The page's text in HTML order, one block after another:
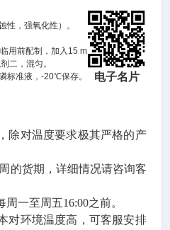
性，强氧化性）。
用前配制，加入15 m
二，混匀。
标准液，-20℃保存。
电子名片
除对温度要求极其严格的产
的货期，详细情况请咨询客
一至周五16:00之前。
对环境温度高，可客服安排